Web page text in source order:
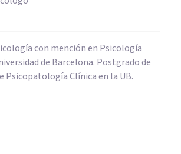
con mención en Psicología
de Barcelona. Postgrado de
Psicopatología Clínica en la UB.